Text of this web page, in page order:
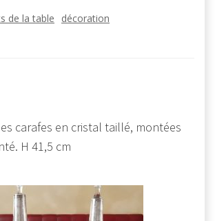
de la table
décoration
carafes en cristal taillé, montées
H 41,5 cm